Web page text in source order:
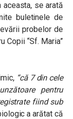
aceasta, se arată
buletinele de
probelor de
Copii “Sf. Maria”
“că 7 din cele
pentru
fiind sub
a arătat că